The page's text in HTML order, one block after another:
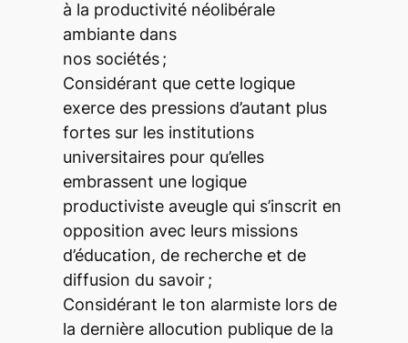
à la productivité néolibérale
ambiante dans
nos sociétés ;
Considérant que cette logique
exerce des pressions d’autant plus
fortes sur les institutions
universitaires pour qu’elles
embrassent une logique
productiviste aveugle qui s’inscrit en
opposition avec leurs missions
d’éducation, de recherche et de
diffusion du savoir ;
Considérant le ton alarmiste lors de
la dernière allocution publique de la